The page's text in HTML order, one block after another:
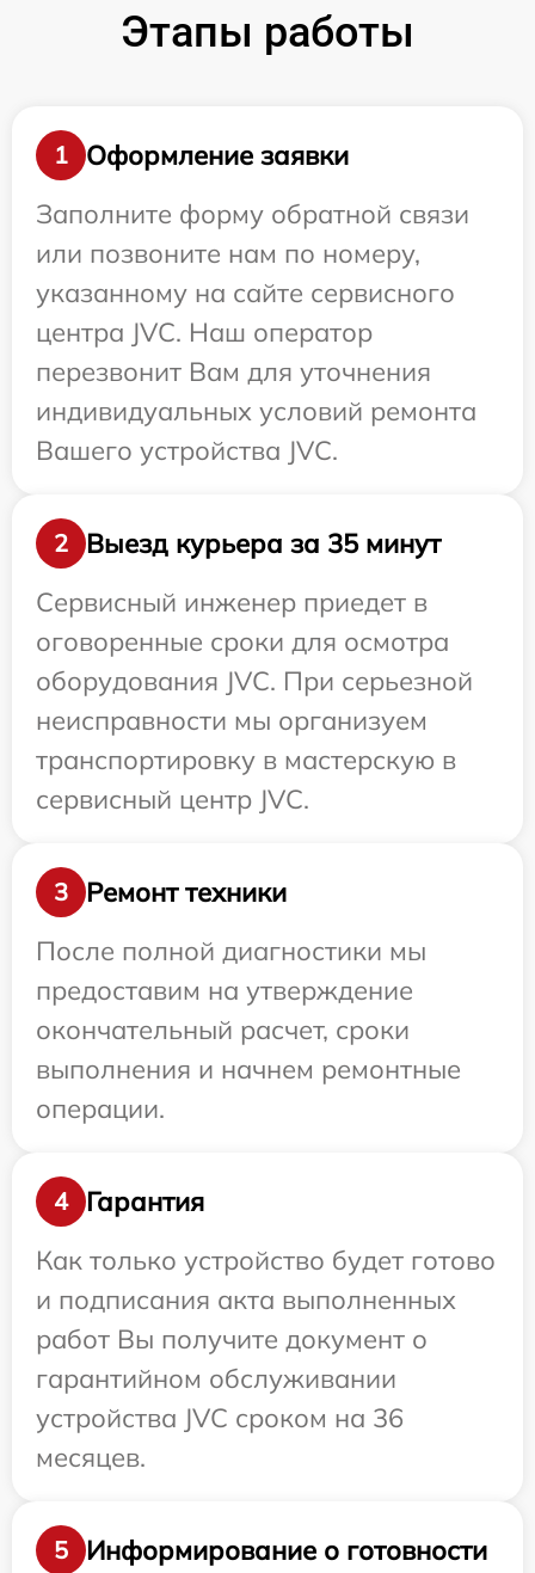
Этапы работы
1
Оформление заявки
Заполните форму обратной связи
или позвоните нам по номеру,
указанному на сайте сервисного
центра JVC. Наш оператор
перезвонит Вам для уточнения
индивидуальных условий ремонта
Вашего устройства JVC.
2
Выезд курьера за 35 минут
Сервисный инженер приедет в
оговоренные сроки для осмотра
оборудования JVC. При серьезной
неисправности мы организуем
транспортировку в мастерскую в
сервисный центр JVC.
3
Ремонт техники
После полной диагностики мы
предоставим на утверждение
окончательный расчет, сроки
выполнения и начнем ремонтные
операции.
4
Гарантия
Как только устройство будет готово
и подписания акта выполненных
работ Вы получите документ о
гарантийном обслуживании
устройства JVC сроком на 36
месяцев.
5
Информирование о готовности